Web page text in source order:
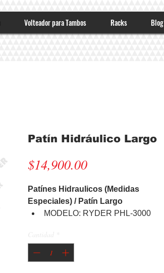
Volteador para Tambos Racks Blog
Patín Hidráulico Largo
$14,900.00Precio
Patínes Hidraulicos (Medidas
Especiales) / Patín Largo
MODELO: RYDER PHL-3000
ALTURA MAXIMA: 19.5 cm